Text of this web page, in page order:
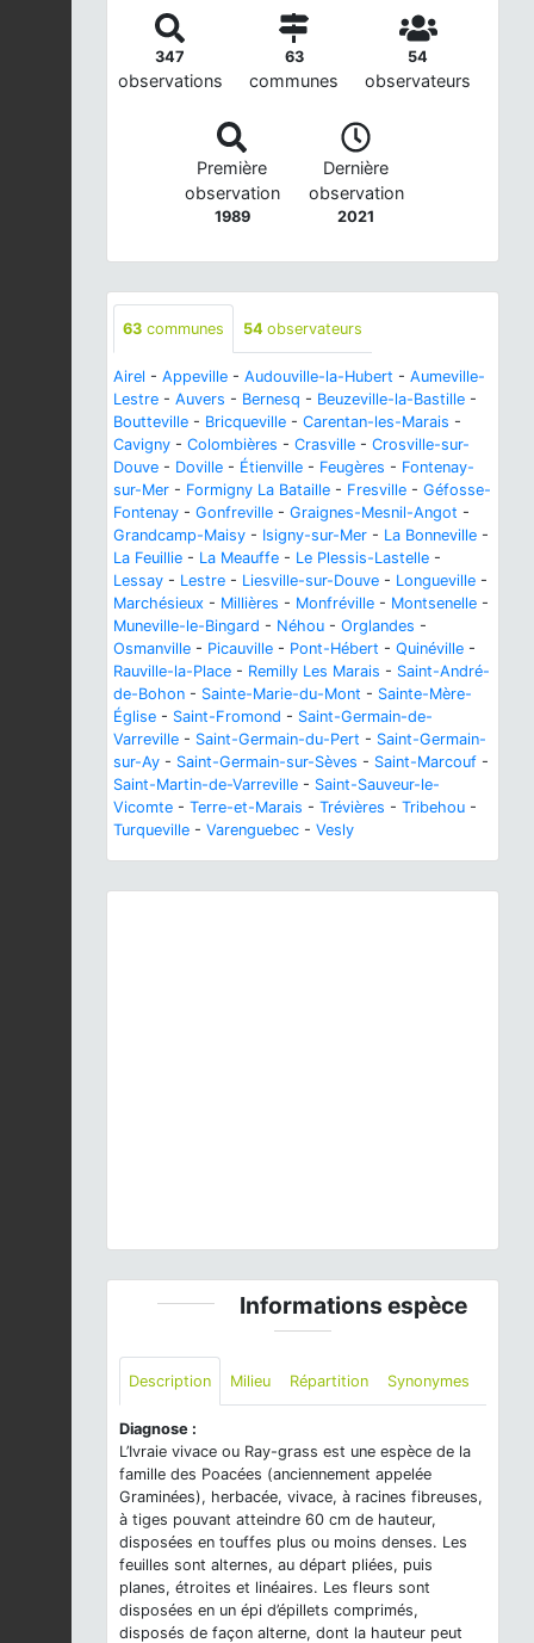
347
observations
63
communes
54
observateurs
Première
observation
1989
Dernière
observation
2021
63 communes 54 observateurs
Airel - Appeville - Audouville-la-Hubert - Aumeville-
Lestre - Auvers - Bernesq - Beuzeville-la-Bastille -
Boutteville - Bricqueville - Carentan-les-Marais -
Cavigny - Colombières - Crasville - Crosville-sur-
Douve - Doville - Étienville - Feugères - Fontenay-
sur-Mer - Formigny La Bataille - Fresville - Géfosse-
Fontenay - Gonfreville - Graignes-Mesnil-Angot -
Grandcamp-Maisy - Isigny-sur-Mer - La Bonneville -
La Feuillie - La Meauffe - Le Plessis-Lastelle -
Lessay - Lestre - Liesville-sur-Douve - Longueville -
Marchésieux - Millières - Monfréville - Montsenelle -
Muneville-le-Bingard - Néhou - Orglandes -
Osmanville - Picauville - Pont-Hébert - Quinéville -
Rauville-la-Place - Remilly Les Marais - Saint-André-
de-Bohon - Sainte-Marie-du-Mont - Sainte-Mère-
Église - Saint-Fromond - Saint-Germain-de-
Varreville - Saint-Germain-du-Pert - Saint-Germain-
sur-Ay - Saint-Germain-sur-Sèves - Saint-Marcouf -
Saint-Martin-de-Varreville - Saint-Sauveur-le-
Vicomte - Terre-et-Marais - Trévières - Tribehou -
Turqueville - Varenguebec - Vesly
Informations espèce
Description Milieu Répartition Synonymes
Diagnose :
L’Ivraie vivace ou Ray-grass est une espèce de la
famille des Poacées (anciennement appelée
Graminées), herbacée, vivace, à racines fibreuses,
à tiges pouvant atteindre 60 cm de hauteur,
disposées en touffes plus ou moins denses. Les
feuilles sont alternes, au départ pliées, puis
planes, étroites et linéaires. Les fleurs sont
disposées en un épi d’épillets comprimés,
disposés de façon alterne, dont la hauteur peut